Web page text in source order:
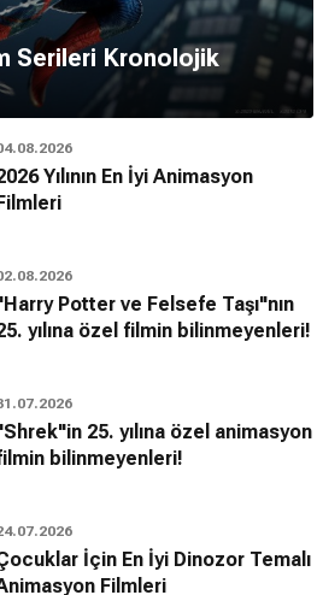
Serileri Kronolojik
Yılının En İyi Animasyon
Filmleri
Potter ve Felsefe Taşı"nın
yılına özel filmin bilinmeyenleri!
25. yılına özel animasyon
bilinmeyenleri!
İçin En İyi Dinozor Temalı
Filmleri